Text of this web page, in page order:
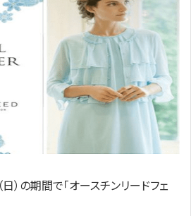
）の期間で「オースチンリードフェ